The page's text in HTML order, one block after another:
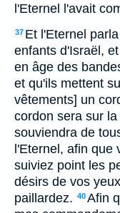
l'Eternel l'avait
37 Et l'Eternel
enfants d'Israël,
en âge des
et qu'ils mettent
vêtements] un
cordon sera sur
souviendra de
l'Eternel, afin que
suiviez point les
désirs de vos
paillardez. 40Afin